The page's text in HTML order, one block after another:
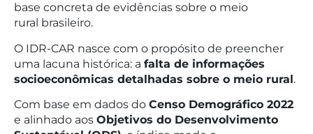
base concreta de evidências sobre o meio
rural brasileiro.
O IDR-CAR nasce com o propósito de preencher
uma lacuna histórica: a falta de informações
socioeconômicas detalhadas sobre o meio rural.
Com base em dados do Censo Demográfico 2022
e alinhado aos Objetivos do Desenvolvimento